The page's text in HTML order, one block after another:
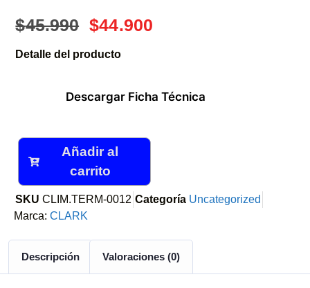
$45.990 $44.900
Detalle del producto
Descargar Ficha Técnica
Añadir al
carrito
SKUCLIM.TERM-0012 Categoría Uncategorized
Marca: CLARK
Descripción Valoraciones (0)